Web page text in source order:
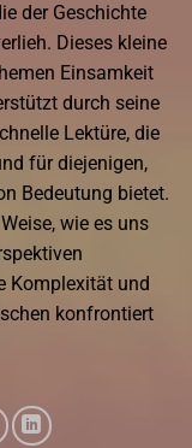
der Geschichte
Dieses kleine
Einsamkeit
durch seine
Lektüre, die
für diejenigen,
Bedeutung bietet.
wie es uns
Komplexität und
konfrontiert